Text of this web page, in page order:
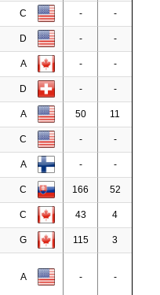
C - -
D - -
A - -
D - -
A 50 11
C - -
A - -
C 166 52
C 43 4
G 115 3
A - -